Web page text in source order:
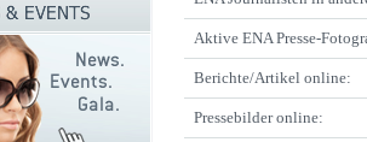
Aktive ENA Presse-
Berichte/Artikel online:
Pressebilder online: